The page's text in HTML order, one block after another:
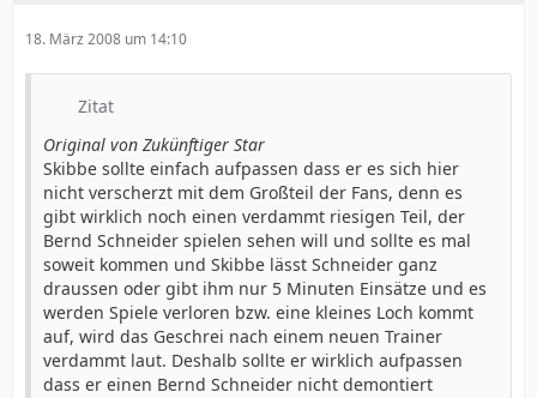
18. März 2008 um 14:10
Zitat
Original von Zukünftiger Star
Skibbe sollte einfach aufpassen dass er es sich hier
nicht verscherzt mit dem Großteil der Fans, denn es
gibt wirklich noch einen verdammt riesigen Teil, der
Bernd Schneider spielen sehen will und sollte es mal
soweit kommen und Skibbe lässt Schneider ganz
draussen oder gibt ihm nur 5 Minuten Einsätze und es
werden Spiele verloren bzw. eine kleines Loch kommt
auf, wird das Geschrei nach einem neuen Trainer
verdammt laut. Deshalb sollte er wirklich aufpassen
dass er einen Bernd Schneider nicht demontiert